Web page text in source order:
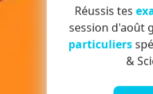
Réussis tes
session d'août
particuliers
&